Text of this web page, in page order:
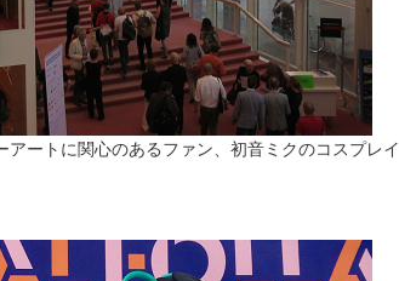
ートに関心のあるファン、初音ミクのコスプレイ